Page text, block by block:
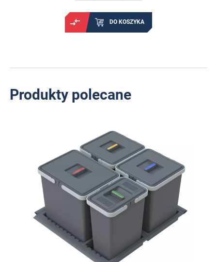
DO KOSZYKA
Produkty polecane